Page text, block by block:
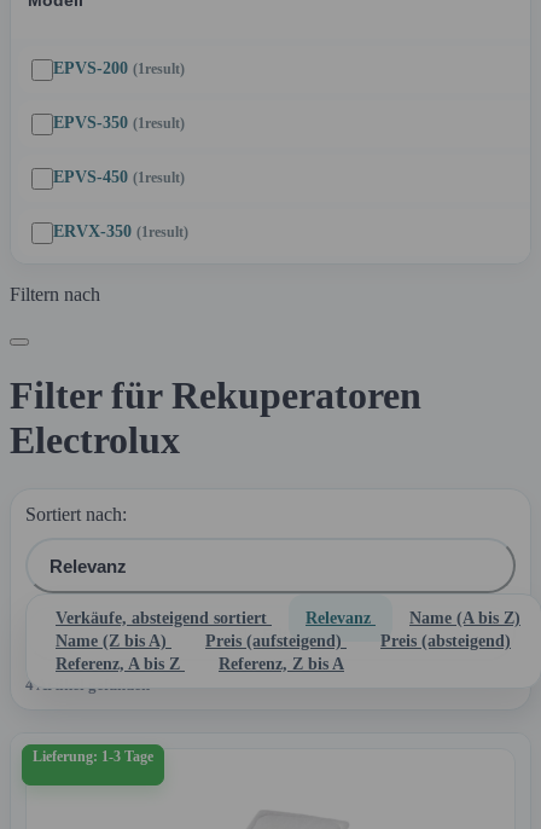
EPVS-200 (1result)
EPVS-350 (1result)
EPVS-450 (1result)
ERVX-350 (1result)
Filtern nach
Filter für Rekuperatoren
Electrolux
4 Artikel gefunden
Sortiert nach:
Relevanz
Verkäufe, absteigend sortiert Relevanz
Name (A bis Z)
Name (Z bis A)
Preis (aufsteigend)
Preis (absteigend)
Referenz, A bis Z
Referenz, Z bis A
 Filter
Lieferung: 1-3 Tage